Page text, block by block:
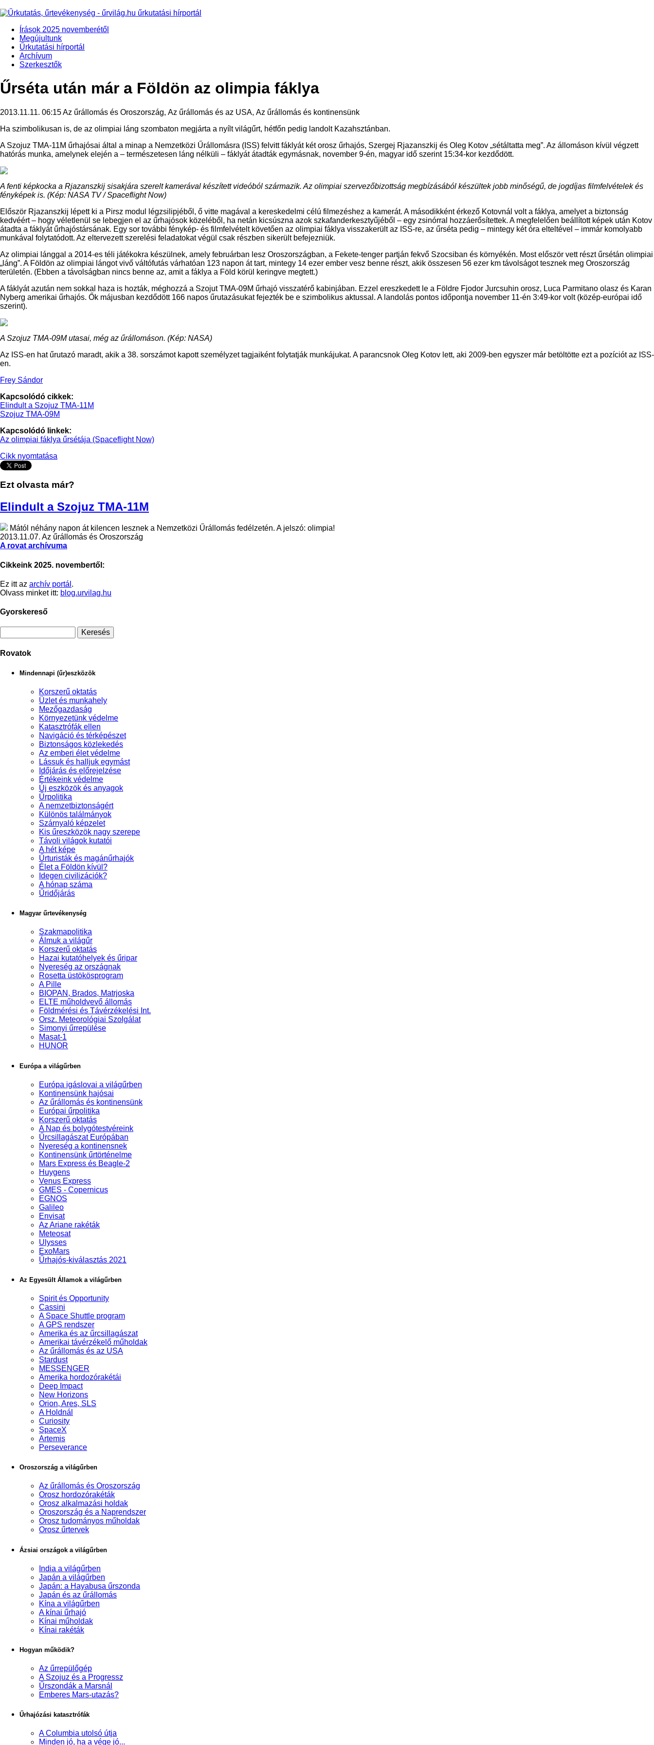
Írások 2025 novemberétől
Megújultunk
Űrkutatási hírportál
Archívum
Szerkesztők
Űrséta után már a Földön az olimpia fáklya
2013.11.11. 06:15Az űrállomás és Oroszország, Az űrállomás és az USA, Az űrállomás és kontinensünk
Ha szimbolikusan is, de az olimpiai láng szombaton megjárta a nyílt világűrt, hétfőn pedig landolt Kazahsztánban.
A Szojuz TMA-11M űrhajósai által a minap a Nemzetközi Űrállomásra (ISS) felvitt fáklyát két orosz űrhajós, Szergej Rjazanszkij és Oleg Kotov „sétáltatta meg”. Az állomáson kívül végzett
hatórás munka, amelynek elején a – természetesen láng nélküli – fáklyát átadták egymásnak, november 9-én, magyar idő szerint 15:34-kor kezdődött.
A fenti képkocka a Rjazanszkij sisakjára szerelt kamerával készített videóból származik. Az olimpiai szervezőbizottság megbízásából készültek jobb minőségű, de jogdíjas filmfelvételek és
fényképek is. (Kép: NASA TV / Spaceflight Now)
Először Rjazanszkij lépett ki a Pirsz modul légzsilipjéből, ő vitte magával a kereskedelmi célú filmezéshez a kamerát. A másodikként érkező Kotovnál volt a fáklya, amelyet a biztonság
kedvéért – hogy véletlenül se lebegjen el az űrhajósok közeléből, ha netán kicsúszna azok szkafanderkesztyűjéből – egy zsinórral hozzáerősítettek. A megfelelően beállított képek után Kotov
átadta a fáklyát űrhajóstársának. Egy sor további fénykép- és filmfelvételt követően az olimpiai fáklya visszakerült az ISS-re, az űrséta pedig – mintegy két óra elteltével – immár komolyabb
munkával folytatódott. Az eltervezett szerelési feladatokat végül csak részben sikerült befejezniük.
Az olimpiai lánggal a 2014-es téli játékokra készülnek, amely februárban lesz Oroszországban, a Fekete-tenger partján fekvő Szocsiban és környékén. Most először vett részt űrsétán olimpiai
„láng”. A Földön az olimpiai lángot vivő váltófutás várhatóan 123 napon át tart, mintegy 14 ezer ember vesz benne részt, akik összesen 56 ezer km távolságot tesznek meg Oroszország
területén. (Ebben a távolságban nincs benne az, amit a fáklya a Föld körül keringve megtett.)
A fáklyát azután nem sokkal haza is hozták, méghozzá a Szojut TMA-09M űrhajó visszatérő kabinjában. Ezzel ereszkedett le a Földre Fjodor Jurcsuhin orosz, Luca Parmitano olasz és Karan
Nyberg amerikai űrhajós. Ők májusban kezdődött 166 napos űrutazásukat fejezték be e szimbolikus aktussal. A landolás pontos időpontja november 11-én 3:49-kor volt (közép-európai idő
szerint).
A Szojuz TMA-09M utasai, még az űrállomáson. (Kép: NASA)
Az ISS-en hat űrutazó maradt, akik a 38. sorszámot kapott személyzet tagjaiként folytatják munkájukat. A parancsnok Oleg Kotov lett, aki 2009-ben egyszer már betöltötte ezt a pozíciót az ISS-
en.
Frey Sándor
Kapcsolódó cikkek:
Elindult a Szojuz TMA-11M
Szojuz TMA-09M
Kapcsolódó linkek:
Az olimpiai fáklya űrsétája (Spaceflight Now)
Cikk nyomtatása
Ezt olvasta már?
Elindult a Szojuz TMA-11M
Mától néhány napon át kilencen lesznek a Nemzetközi Űrállomás fedélzetén. A jelszó: olimpia!
2013.11.07. Az űrállomás és Oroszország
A rovat archívuma
Cikkeink 2025. novembertől:
Ez itt az archív portál .
Olvass minket itt: blog.urvilag.hu
Gyorskereső
Rovatok
Mindennapi (űr)eszközök
Korszerű oktatás
Üzlet és munkahely
Mezőgazdaság
Környezetünk védelme
Katasztrófák ellen
Navigáció és térképészet
Biztonságos közlekedés
Az emberi élet védelme
Lássuk és halljuk egymást
Időjárás és előrejelzése
Értékeink védelme
Új eszközök és anyagok
Űrpolitika
A nemzetbiztonságért
Különös találmányok
Szárnyaló képzelet
Kis űreszközök nagy szerepe
Távoli világok kutatói
A hét képe
Űrturisták és magánűrhajók
Élet a Földön kívül?
Idegen civilizációk?
A hónap száma
Űridőjárás
Magyar űrtevékenység
Szakmapolitika
Álmuk a világűr
Korszerű oktatás
Hazai kutatóhelyek és űripar
Nyereség az országnak
Rosetta üstökösprogram
A Pille
BIOPAN, Brados, Matrjoska
ELTE műholdvevő állomás
Földmérési és Távérzékelési Int.
Orsz. Meteorológiai Szolgálat
Simonyi űrrepülése
Masat-1
HUNOR
Európa a világűrben
Európa igáslovai a világűrben
Kontinensünk hajósai
Az űrállomás és kontinensünk
Európai űrpolitika
Korszerű oktatás
A Nap és bolygótestvéreink
Űrcsillagászat Európában
Nyereség a kontinensnek
Kontinensünk űrtörténelme
Mars Express és Beagle-2
Huygens
Venus Express
GMES - Copernicus
EGNOS
Galileo
Envisat
Az Ariane rakéták
Meteosat
Ulysses
ExoMars
Űrhajós-kiválasztás 2021
Az Egyesült Államok a világűrben
Spirit és Opportunity
Cassini
A Space Shuttle program
A GPS rendszer
Amerika és az űrcsillagászat
Amerikai távérzékelő műholdak
Az űrállomás és az USA
Stardust
MESSENGER
Amerika hordozórakétái
Deep Impact
New Horizons
Orion, Ares, SLS
A Holdnál
Curiosity
SpaceX
Artemis
Perseverance
Oroszország a világűrben
Az űrállomás és Oroszország
Orosz hordozórakéták
Orosz alkalmazási holdak
Oroszország és a Naprendszer
Orosz tudományos műholdak
Orosz űrtervek
Ázsiai országok a világűrben
India a világűrben
Japán a világűrben
Japán: a Hayabusa űrszonda
Japán és az űrállomás
Kína a világűrben
A kínai űrhajó
Kínai műholdak
Kínai rakéták
Hogyan működik?
Az űrrepülőgép
A Szojuz és a Progressz
Űrszondák a Marsnál
Emberes Mars-utazás?
Űrhajózási katasztrófák
A Columbia utolsó útja
Minden jó, ha a vége jó...